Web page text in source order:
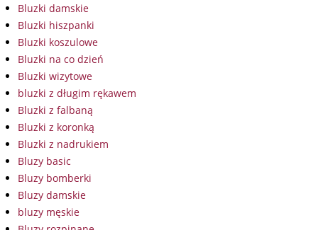
Bluzki damskie
Bluzki hiszpanki
Bluzki koszulowe
Bluzki na co dzień
Bluzki wizytowe
bluzki z długim rękawem
Bluzki z falbaną
Bluzki z koronką
Bluzki z nadrukiem
Bluzy basic
Bluzy bomberki
Bluzy damskie
bluzy męskie